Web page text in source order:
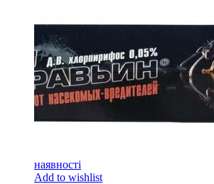
наявності
Add to wishlist